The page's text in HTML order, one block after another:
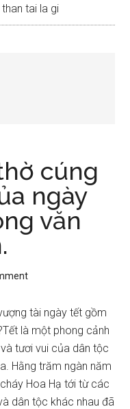
tai la gi
cúng
ngày
văn
tài ngày tết gồm
là một phong cảnh
tươi vui của dân tộc
Hằng trăm ngàn năm
Hoa Hạ tới từ các
dân tộc khác nhau đã